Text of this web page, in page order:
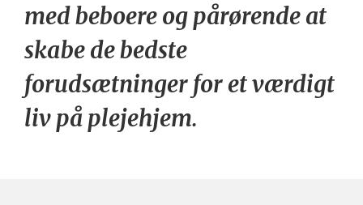
med beboere og pårørende at
skabe de bedste
forudsætninger for et værdigt
liv på plejehjem.